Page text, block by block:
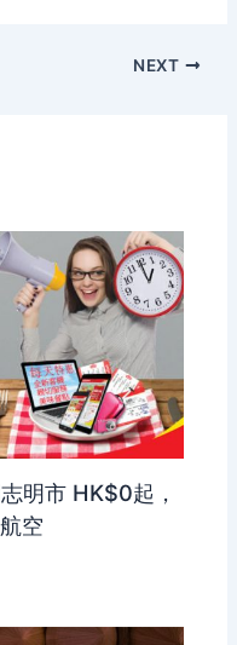
NEXT
明市 HK$0起，
空